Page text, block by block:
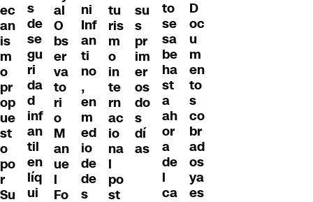
ec
an
is
m
o
pr
op
ue
st
o
po
r
Su
s
de
se
gu
ri
da
d
inf
an
til
en
líq
ui
al
O
bs
er
va
to
ri
o
M
an
ue
l
Fo
ni
Inf
an
ti
no
,
en
m
ed
io
de
de
s
tu
ris
m
o
in
te
rn
ac
io
na
l
po
st
su
s
pr
im
er
os
do
s
dí
as
to
se
sa
be
ha
st
a
ah
or
a
de
l
ca
D
oc
u
m
en
to
s
co
br
ad
os
ya
es